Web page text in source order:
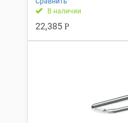
В наличии
22,385 Р